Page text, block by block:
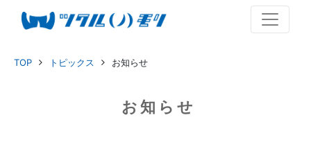
TOP トピックス お知らせ
お知らせ